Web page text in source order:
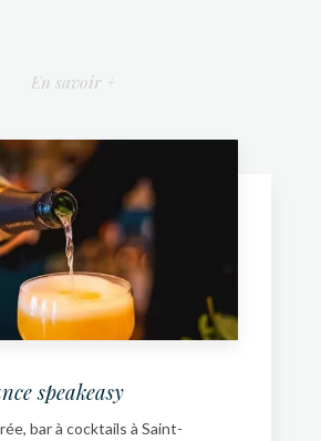
En savoir +
speakeasy
bar à cocktails à Saint-